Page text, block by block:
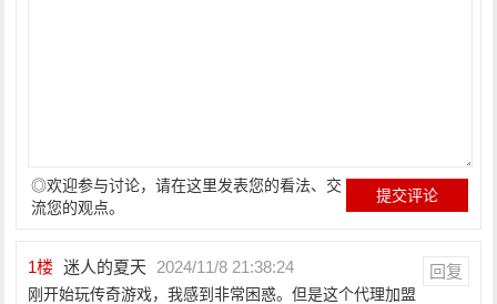
◎欢迎参与讨论，请在这里发表您的看法、交
流您的观点。
1楼 迷人的夏天 2024/11/8 21:38:24 回复
刚开始玩传奇游戏，我感到非常困惑。但是这个代理加盟